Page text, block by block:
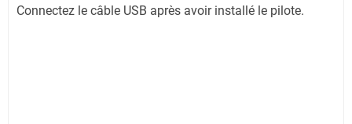
Connectez le câble USB après avoir installé le pilote.